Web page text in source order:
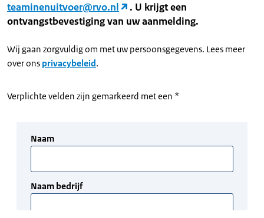
teaminenuitvoer@rvo.nl
. U krijgt een
ontvangstbevestiging van uw aanmelding.
Wij gaan zorgvuldig om met uw persoonsgegevens. Lees meer
over ons privacybeleid.
Verplichte velden zijn gemarkeerd met een *